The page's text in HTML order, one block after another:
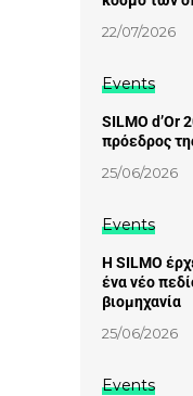
22/07/2026
Events
SILMO d’Or
πρόεδρος
25/06/2026
Events
Η SILMO
ένα νέο
βιομηχανία
25/06/2026
Events